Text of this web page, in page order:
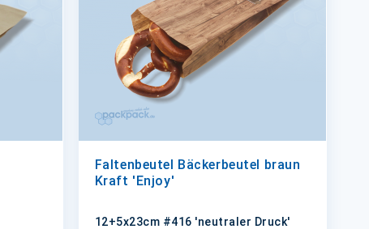
Faltenbeutel Bäckerbeutel braun
Kraft 'Enjoy'
12+5x23cm #416 'neutraler Druck'